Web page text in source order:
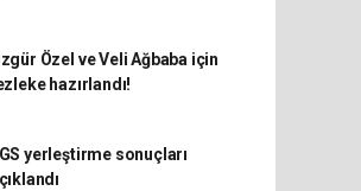
Özel ve Veli Ağbaba için
hazırlandı!
yerleştirme sonuçları